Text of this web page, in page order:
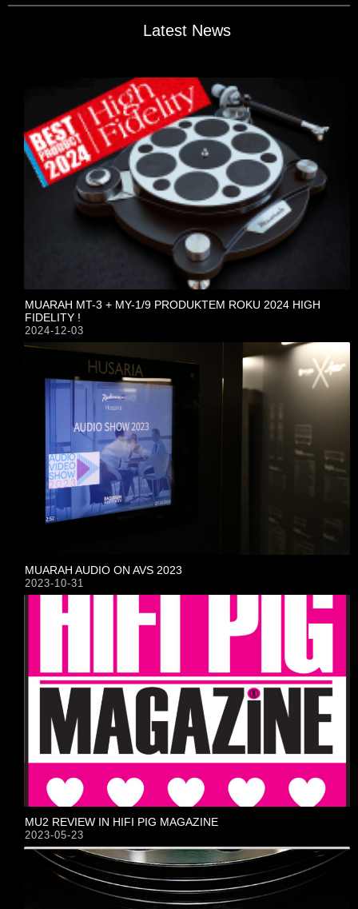
Latest News
MUARAH MT-3 + MY-1/9 PRODUKTEM ROKU 2024 HIGH
FIDELITY !
2024-12-03
MUARAH AUDIO ON AVS 2023
2023-10-31
MU2 REVIEW IN HIFI PIG MAGAZINE
2023-05-23